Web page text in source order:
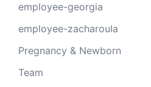
employee-georgia
employee-zacharoula
Pregnancy & Newborn
Team